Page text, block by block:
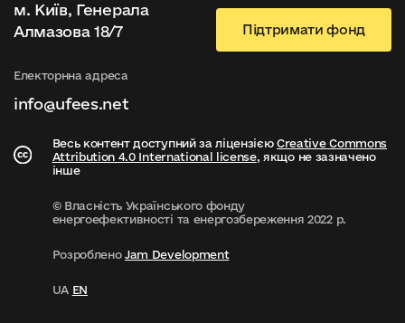
Весь контент доступний за ліцензієюCreative Commons
Attribution 4.0 International license, якщо не зазначено
інше
© Власність Українського фонду
енергоефективності та енергозбереження 2022 р.
РозробленоJam Development
UA EN
м. Київ, Генерала
Алмазова 18/7
Електорнна адреса
info@ufees.net
Підтримати фонд